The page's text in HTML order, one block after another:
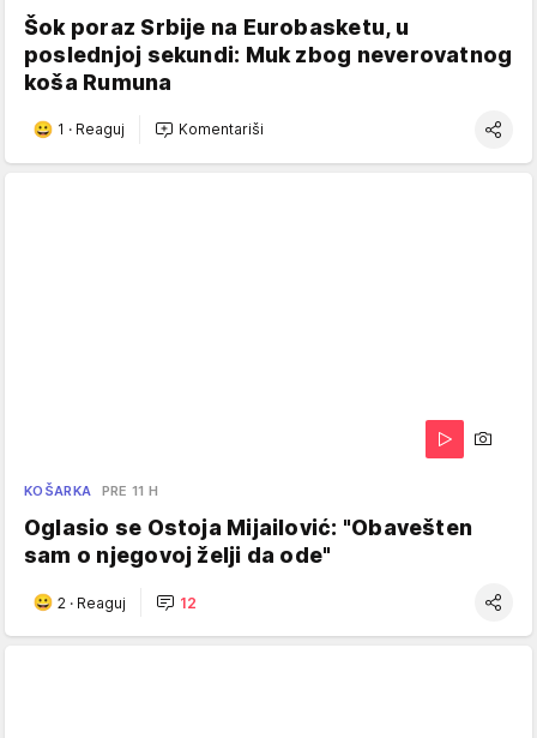
Šok poraz Srbije na Eurobasketu, u
poslednjoj sekundi: Muk zbog neverovatnog
koša Rumuna
1 · Reaguj Komentariši
KOŠARKA PRE 11 H
Oglasio se Ostoja Mijailović: "Obavešten
sam o njegovoj želji da ode"
2 · Reaguj 12